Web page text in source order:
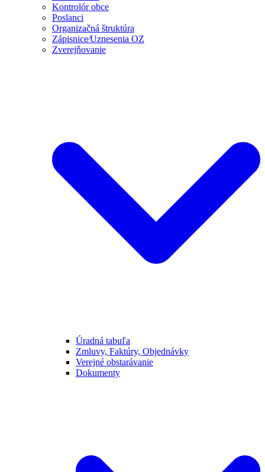
Kontrolór obce
Poslanci
Organizačná štruktúra
Zápisnice⁄Uznesenia OZ
Zverejňovanie
Úradná tabuľa
Zmluvy, Faktúry, Objednávky
Verejné obstarávanie
Dokumenty